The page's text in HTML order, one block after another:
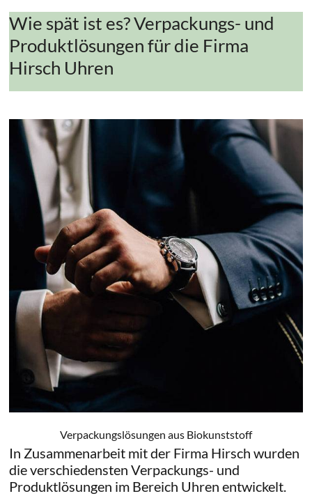
Wie spät ist es? Verpackungs- und
Produktlösungen für die Firma
Hirsch Uhren
Verpackungslösungen aus Biokunststoff
In Zusammenarbeit mit der Firma Hirsch wurden
die verschiedensten Verpackungs- und
Produktlösungen im Bereich Uhren entwickelt.